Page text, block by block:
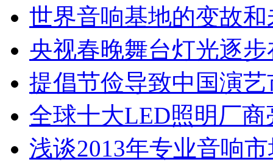
世界音响基地的变故和
央视春晚舞台灯光逐
提倡节俭导致中国演
全球十大LED照明厂商
浅谈2013年专业音响